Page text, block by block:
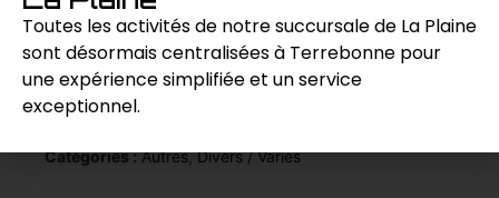
uniforme des planchers.
Demande de prix
Catégories : Autres,Divers / Variés
Toutes les activités de notre succursale de La Plaine
sont désormais centralisées à Terrebonne pour
une expérience simplifiée et un service
exceptionnel.